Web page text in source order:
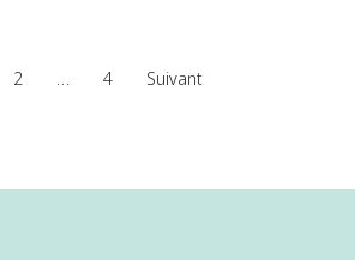
2 4 Suivant